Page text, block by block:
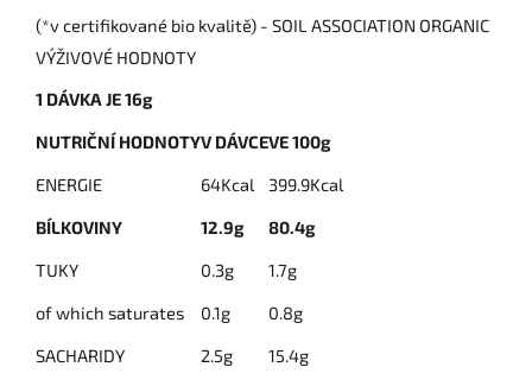
(*v certifikované bio kvalitě) - SOIL ASSOCIATION ORGANIC
VÝŽIVOVÉ HODNOTY
1 DÁVKA JE 16g
NUTRIČNÍ HODNOTYV DÁVCEVE 100g
ENERGIE
64Kcal
399.9Kcal
BÍLKOVINY
12.9g
80.4g
TUKY
0.3g
1.7g
of which saturates
0.1g
0.8g
SACHARIDY
2.5g
15.4g